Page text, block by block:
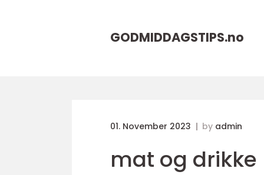
GODMIDDAGSTIPS.no
01. November 2023 by admin
mat og drikke